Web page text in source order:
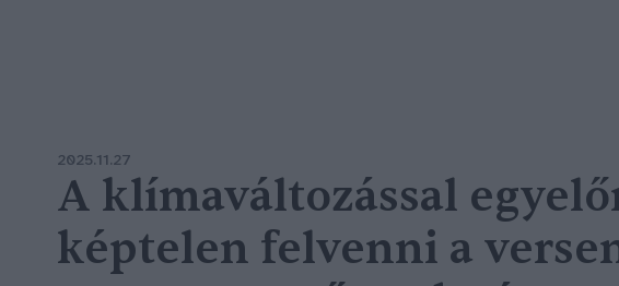
2025.11.27
A klímaváltozással
képtelen felvenni a